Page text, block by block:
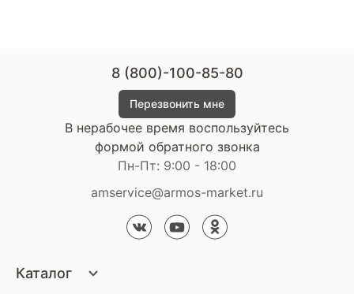
Каталог
8 (800)-100-85-80
Перезвонить мне
В нерабочее время воспользуйтесь
формой обратного звонка
Пн-Пт: 9:00 - 18:00
amservice@armos-market.ru